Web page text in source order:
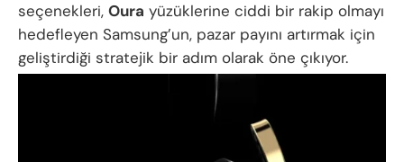
seçenekleri, Oura yüzüklerine ciddi bir rakip olmayı
hedefleyen Samsung’un, pazar payını artırmak için
geliştirdiği stratejik bir adım olarak öne çıkıyor.